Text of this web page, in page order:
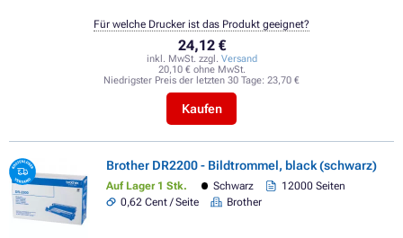
24,12 €
inkl. MwSt. zzgl. Versand
20,10 € ohne MwSt.
Niedrigster Preis der letzten 30 Tage: 23,70 €
Kaufen
Für welche Drucker ist das Produkt geeignet?
Brother DR2200 - Bildtrommel, black (schwarz)
Auf Lager 1 Stk. Schwarz
12000 Seiten
0,62 Cent / Seite
Brother